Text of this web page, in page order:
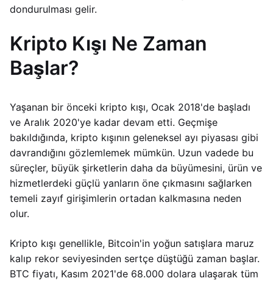
dondurulması gelir.
Kripto Kışı Ne Zaman
Başlar?
Yaşanan bir önceki kripto kışı, Ocak 2018'de başladı
ve Aralık 2020'ye kadar devam etti. Geçmişe
bakıldığında, kripto kışının geleneksel ayı piyasası gibi
davrandığını gözlemlemek mümkün. Uzun vadede bu
süreçler, büyük şirketlerin daha da büyümesini, ürün ve
hizmetlerdeki güçlü yanların öne çıkmasını sağlarken
temeli zayıf girişimlerin ortadan kalkmasına neden
olur.
Kripto kışı genellikle, Bitcoin'in yoğun satışlara maruz
kalıp rekor seviyesinden sertçe düştüğü zaman başlar.
BTC fiyatı, Kasım 2021'de 68.000 dolara ulaşarak tüm